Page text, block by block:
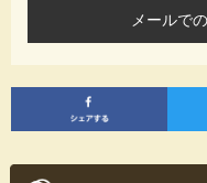
メールで